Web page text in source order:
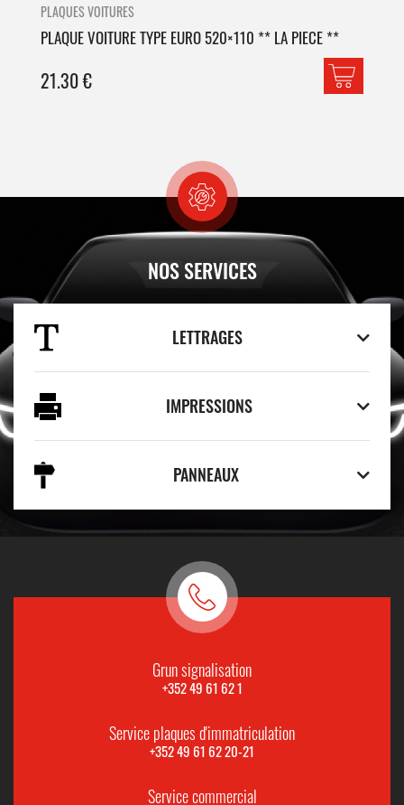
PLAQUES VOITURES
PLAQUE VOITURE TYPE EURO 520×110 ** LA PIECE **
21.30€
NOS SERVICES
LETTRAGES
IMPRESSIONS
PANNEAUX
Grun signalisation
+352 49 61 62 1
Service plaques d'immatriculation
+352 49 61 62 20-21
Service commercial